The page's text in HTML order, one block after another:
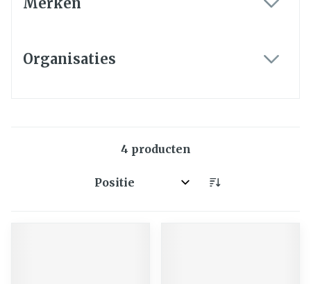
Organisaties
4 producten
Sorteer op: